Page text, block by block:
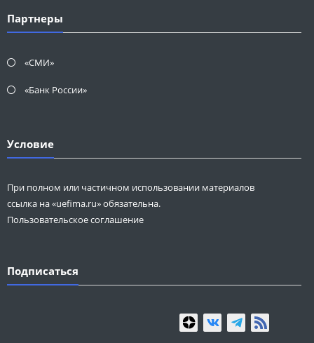
Партнеры
«СМИ»
«Банк России»
Условие
При полном или частичном использовании материалов
ссылка на «uefima.ru» обязательна.
Пользовательское соглашение
Подписаться